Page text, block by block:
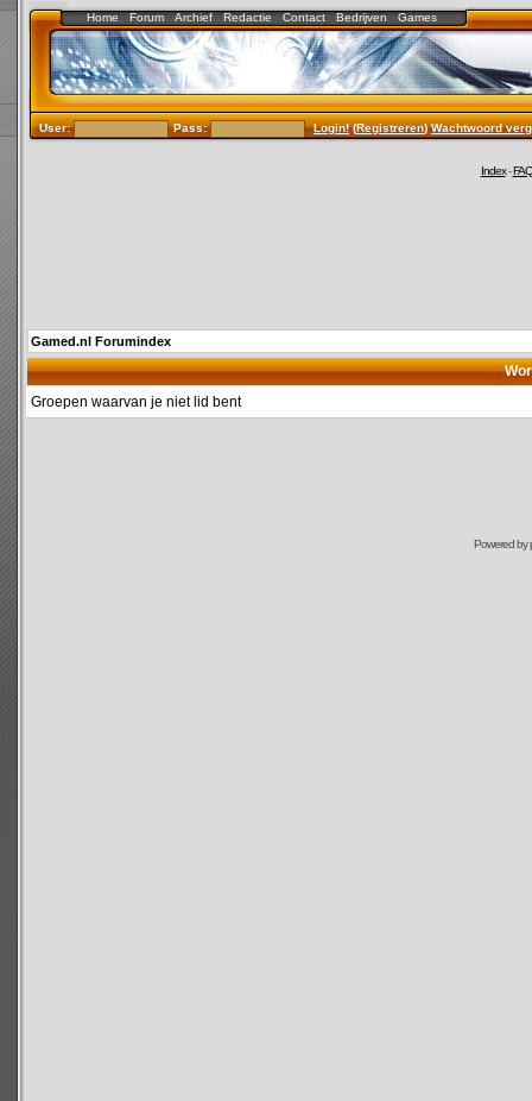
Home Forum Archief Redactie Contact Bedrijven Games
User: Pass: Login!(Registreren)Wachtwoord
Index-FAQ
Gamed.nl Forumindex
Groepen waarvan je niet lid bent
Powered by